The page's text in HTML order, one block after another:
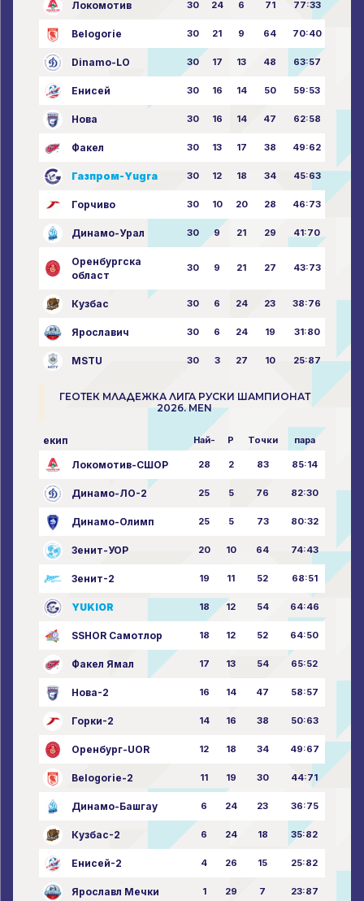
Локомотив 30 24 6 71 77:33
Belogorie 30 21 9 64 70:40
Dinamo-LO 30 17 13 48 63:57
Енисей 30 16 14 50 59:53
Нова 30 16 14 47 62:58
Факел 30 13 17 38 49:62
Газпром-Yugra 30 12 18 34 45:63
Горчиво 30 10 20 28 46:73
Динамо-Урал 30 9 21 29 41:70
Оренбургска
област
30 9 21 27 43:73
Кузбас 30 6 24 23 38:76
Ярославич 30 6 24 19 31:80
MSTU 30 3 27 10 25:87
ГЕОТЕК МЛАДЕЖКА ЛИГА РУСКИ ШАМПИОНАТ
2026. MEN
екип Най- P Точки пара
Локомотив-СШОР 28 2 83 85:14
Динамо-ЛО-2 25 5 76 82:30
Динамо-Олимп 25 5 73 80:32
Зенит-УОР 20 10 64 74:43
Зенит-2 19 11 52 68:51
YUKIOR 18 12 54 64:46
SSHOR Самотлор 18 12 52 64:50
Факел Ямал 17 13 54 65:52
Нова-2 16 14 47 58:57
Горки-2 14 16 38 50:63
Оренбург-UOR 12 18 34 49:67
Belogorie-2 11 19 30 44:71
Динамо-Башгау 6 24 23 36:75
Кузбас-2 6 24 18 35:82
Енисей-2 4 26 15 25:82
Ярославл Мечки 1 29 7 23:87